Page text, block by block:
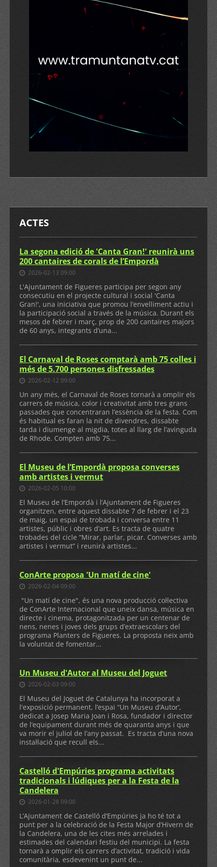
ACTES
La segona edició de 'Canta Gran!' reunirà uns
200 cantaires de corals de l’Empordà
2026-02-13 09:00
L'Ajuntament de Figueres participa per segon any
consecutiu en el projecte cultural i social 'Canta
Gran!', una iniciativa que promou l’envelliment actiu i
la participació social a través de la música. Durant els
mesos de febrer i març, prop de 200 cantaires majors
de 60 anys, integrants d’una...
El Carnaval de Roses comptarà amb 75 colles i
més de 5.700 persones disfressades
2026-02-12 09:00
Un any més, el Carnaval de Roses tornarà a omplir els
carrers de música, color i creativitat amb tres grans
passades que concentraran l’essència de la festa. Com
és habitual es faran la nit de divendres, dissabte
tarda i diumenge al migdia, totes al llarg de l’avinguda
de Rhode. Compten amb 75...
El Museu de l’Empordà proposa converses
amb artistes i vermut
2026-02-05 10:00
El Museu de l’Empordà i l’Ajuntament de Figueres
organitzen, entre aquest dissabte 7 de febrer i el 23
de maig, un espai de trobada i conversa entre 11
artistes, públic i obres d’art. Es tracta de quatre
trobades del cicle “Mirar, parlar, picar. Converses amb
artistes i vermut” i reunirà artistes...
ConArte proposa 'Un matí de cine'
2026-02-04 09:00
"Un matí de cine", és una nova producció col·lectiva
de ConArte Internacional que uneix dansa, música en
directe i cinema, protagonitzada per un centenar de
nens, nenes i joves dels grups d’extraescolars del
programa Planters de Figueres. La proposta neix amb
la voluntat de fomentar...
Un Museu d'Autor al Museu del Joguet
2026-02-03 09:00
El Museu del Joguet de Catalunya ha incorporat a
l'exposició permanent, l’espai “Un Museu d’Autor’,
dedicat a Josep Maria Joan i Rosa, fundador i director
de l’equipament durant més de quaranta anys i que
va morir el juliol de l’any passat. Es tracta d’una nova
instal·lació que recull els...
Castelló d'Empúries programa activitats
tradicionals i lúdiques per a la Festa de la
Candelera
2026-01-28 09:00
L’Ajuntament de Castelló d’Empúries ja ho té tot a
punt per a la celebració de la Festa Major d’Hivern de
la Candelera, una de les cites més arrelades i
estimades del calendari festiu del municipi. La festa
tornarà a omplir els carrers d’activitat, tradició i vida
comunitària, esdevenint un punt de...